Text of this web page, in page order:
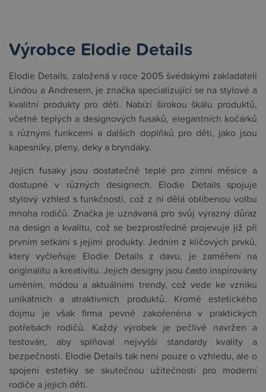
Výrobce Elodie Details
Elodie Details, založená v roce 2005 švédskými zakladateli
Lindou a Andresem, je značka specializující se na stylové a
kvalitní produkty pro děti. Nabízí širokou škálu produktů,
včetně teplých a designových fusaků, elegantních kočárků
s různými funkcemi a dalších doplňků pro děti, jako jsou
kapesníky, pleny, deky a bryndáky.
Jejich fusaky jsou dostatečně teplé pro zimní měsíce a
dostupné v různých designech. Elodie Details spojuje
stylový vzhled s funkčností, což z ní dělá oblíbenou volbu
mnoha rodičů. Značka je uznávaná pro svůj výrazný důraz
na design a kvalitu, což se bezprostředně projevuje již při
prvním setkání s jejími produkty. Jedním z klíčových prvků,
který vyčleňuje Elodie Details z davu, je zaměření na
originalitu a kreativitu. Jejich designy jsou často inspirovány
uměním, módou a aktuálními trendy, což vede ke vzniku
unikátních a atraktivních produktů. Kromě estetického
dojmu je však firma pevně zakořeněna v praktických
potřebách rodičů. Každý výrobek je pečlivě navržen a
testován, aby splňoval nejvyšší standardy kvality a
bezpečnosti. Elodie Details tak není pouze o vzhledu, ale o
spojení estetiky se skutečnou užitečností pro moderní
rodiče a jejich děti.